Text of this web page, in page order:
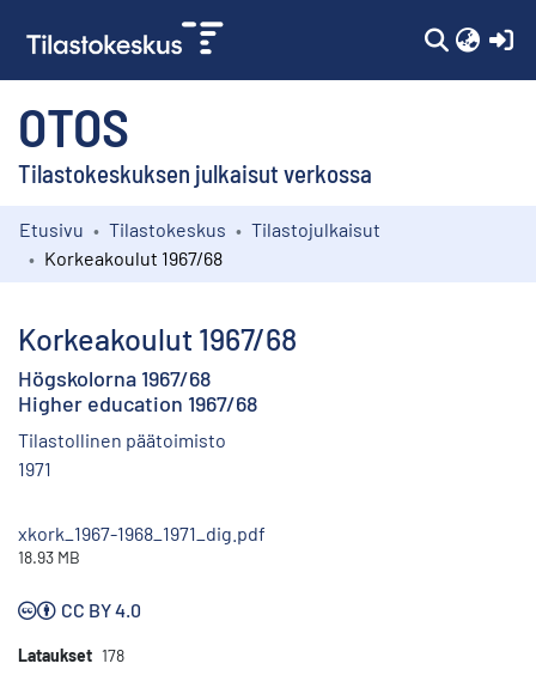
OTOS
Tilastokeskuksen julkaisut verkossa
Kokoelmat
Etusivu Tilastokeskus
Tilastojulkaisut
Korkeakoulut 1967/68
Korkeakoulut 1967/68
Högskolorna 1967/68
Higher education 1967/68
Tilastollinen päätoimisto
1971
xkork_1967-1968_1971_dig.pdf
18.93 MB
CC BY 4.0
Lataukset 178